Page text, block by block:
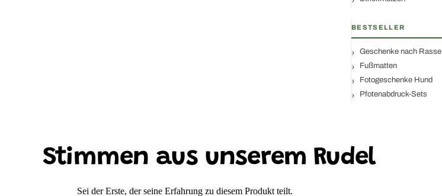
BESTSELLER
Geschenke nach Rasse
Fußmatten
Fotogeschenke Hund
Pfotenabdruck-Sets
Stimmen aus unserem Rudel
Sei der Erste, der seine Erfahrung zu diesem Produkt teilt.